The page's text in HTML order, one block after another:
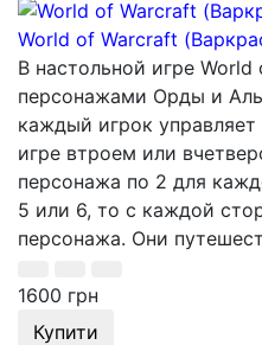
World of Warcraft
В настольной игре
персонажами Орды и
каждый игрок
игре втроем или
персонажа по 2 для
5 или 6, то с каждой
персонажа. Они
1600 грн
Купити